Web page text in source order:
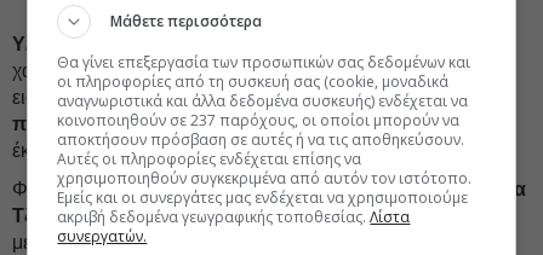
Υ/ΚΝΟΤ ΙΝVEST:
χαρακτήρισε την αύξηση του μετοχικού κεφαλαίου της
εισηγμένης, με χρηματιστηριακούς κύκλους να μιλούν για
πολύ μεγάλη συμμετοχήκαι άνετη υπερκάλυψη της
έκδοσης.
Φήμες μάλιστα φέρουν τους βασικούς μετόχους (οικογένεια
Τζώρτζη) -λόγω των εξελίξεων- να συμμετέχουν στην ΑΜΚ
με λιγότερα από δέκα εκατ. ευρώ (είχαν δηλώσει ότι θα
Μάθετε περισσότερα
Θα γίνει επεξεργασία των προσωπικών σας δεδομένων και
οι πληροφορίες από τη συσκευή σας (cookie, μοναδικά
αναγνωριστικά και άλλα δεδομένα συσκευής) ενδέχεται να
κοινοποιηθούν σε 237 παρόχους, οι οποίοι μπορούν να
αποκτήσουν πρόσβαση σε αυτές ή να τις αποθηκεύσουν.
Αυτές οι πληροφορίες ενδέχεται επίσης να
χρησιμοποιηθούν συγκεκριμένα από αυτόν τον ιστότοπο.
Εμείς και οι συνεργάτες μας ενδέχεται να χρησιμοποιούμε
ακριβή δεδομένα γεωγραφικής τοποθεσίας.Λίστα
συνεργατών.